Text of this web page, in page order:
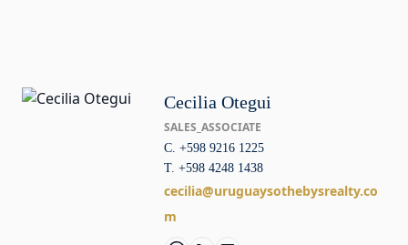
Cecilia Otegui
SALES_ASSOCIATE
C. +598 9216 1225
T. +598 4248 1438
cecilia@uruguaysothebysrealty.co
m